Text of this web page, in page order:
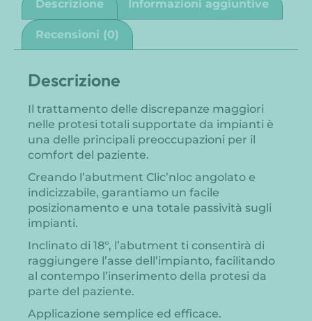
Descrizione Informazioni aggiuntive
Recensioni (0)
Descrizione
Il trattamento delle discrepanze maggiori
nelle protesi totali supportate da impianti è
una delle principali preoccupazioni per il
comfort del paziente.
Creando l’abutment Clic’nloc angolato e
indicizzabile, garantiamo un facile
posizionamento e una totale passività sugli
impianti.
Inclinato di 18°, l’abutment ti consentirà di
raggiungere l’asse dell’impianto, facilitando
al contempo l’inserimento della protesi da
parte del paziente.
Applicazione semplice ed efficace.